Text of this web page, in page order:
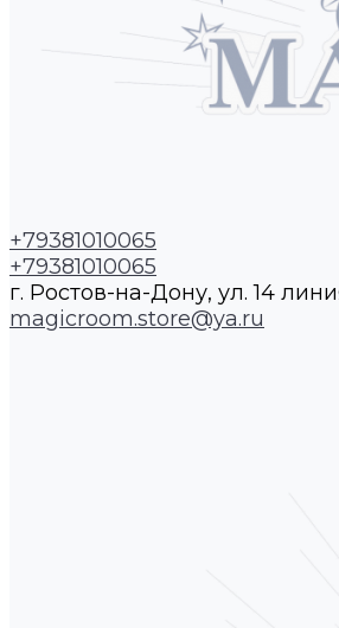
+79381010065
+79381010065
г. Ростов-на-Дону, ул. 14
magicroom.store@ya.ru